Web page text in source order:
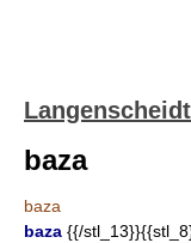
baza
baza
baza {{/